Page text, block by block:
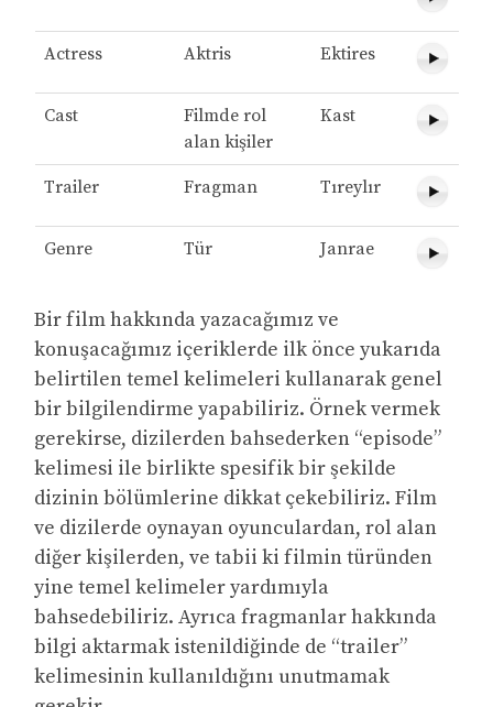
Actress Aktris Ektires
Cast
Filmde rol
alan kişiler
Kast
Trailer Fragman Tıreylır
Genre Tür Janrae
Bir film hakkında yazacağımız ve
konuşacağımız içeriklerde ilk önce yukarıda
belirtilen temel kelimeleri kullanarak genel
bir bilgilendirme yapabiliriz. Örnek vermek
gerekirse, dizilerden bahsederken “episode”
kelimesi ile birlikte spesifik bir şekilde
dizinin bölümlerine dikkat çekebiliriz. Film
ve dizilerde oynayan oyunculardan, rol alan
diğer kişilerden, ve tabii ki filmin türünden
yine temel kelimeler yardımıyla
bahsedebiliriz. Ayrıca fragmanlar hakkında
bilgi aktarmak istenildiğinde de “trailer”
kelimesinin kullanıldığını unutmamak